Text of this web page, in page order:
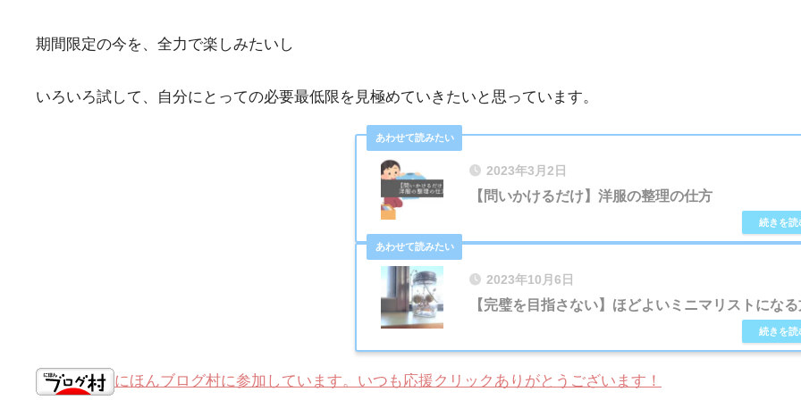
期間限定の今を、全力で楽しみたいし
いろいろ試して、自分にとっての必要最低限を見極めていきたいと思っています。
2023年3月2日
【問いかけるだけ】洋服の整理の仕方
2023年10月6日
【完璧を目指さない】ほどよいミニマリストにな
にほんブログ村に参加しています。いつも応援クリックありがとうございます！